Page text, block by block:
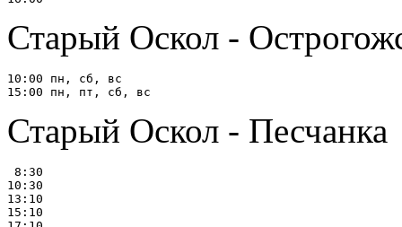
Старый Оскол -
10:00 пн, сб, вс
Старый Оскол - Песчанка
8:30
10:30
13:10
15:10